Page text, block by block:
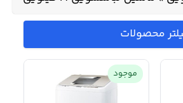
محصولات
موجود